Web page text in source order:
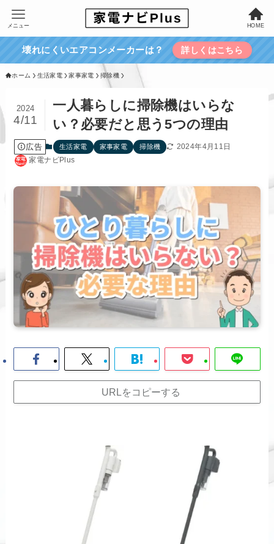
HOME
メニュー
壊れにくいエアコンメーカーは？ 詳しくはこちら
ホーム 生活家電 家事家電 掃除機
一人暮らしに掃除機はいらな
い？必要だと思う5つの理由
2024
4/11
広告 生活家電 家事家電 掃除機
2024年4月11日
家電ナビPlus
URLをコピーする